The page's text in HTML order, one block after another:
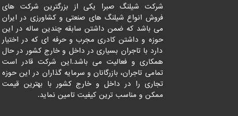
شرکت شیلنگ صبرا یکی از بزرگترین شرکت های
فروش انواع شیلنگ های صنعتی و کشاورزی در ایران
می باشد که ضمن داشتن سابقه چندین ساله در این
حوزه و داشتن کادری مجرب و حرفه ای که در اختیار
دارد با تاجران بسیاری در داخل و خارج کشور در حال
همکاری و فعالیت می باشد.این شرکت قادر است
تمامی تاجران، بازرگانان و سرمایه گذاران در این حوزه
تجاری را در داخل و خارج کشور با بهترین قیمت
ممکن و مناسب ترین کیفیت تامین نماید.